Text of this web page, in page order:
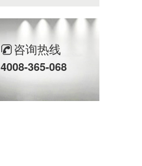
咨询热线
4008-365-068